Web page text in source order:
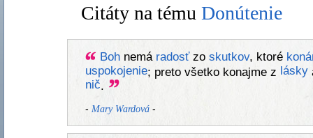
Citáty na tému Donútenie
Bohnemá radosťzo skutkov, ktoré
uspokojenie; preto všetko konajme z lásky
nič
- Mary Wardová-